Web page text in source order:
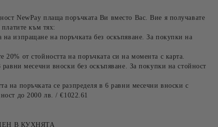
NewPay плаща поръчката Ви вместо Вас. Вие я получавате
към тях:
изпращане на поръчката без оскъпяване. За покупки на
от стойността на поръчката си на момента с карта.
равни месечни вноски без оскъпяване. За покупки на стойност
на поръчката се разпределя в 6 равни месечни вноски с
до 2000 лв. / €1022.61
В КУХНЯТА